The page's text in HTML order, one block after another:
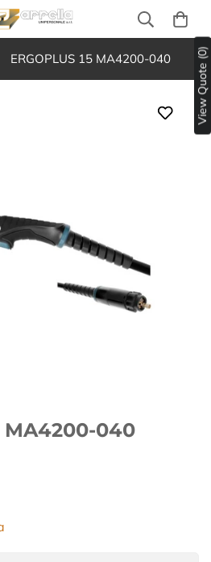
ERGOPLUS 15 MA4200-040
MA4200-040
View Quote (0)